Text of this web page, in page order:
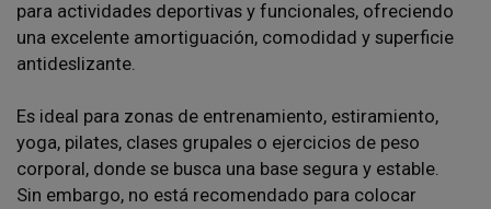
para actividades deportivas y funcionales, ofreciendo
una excelente amortiguación, comodidad y superficie
antideslizante.
Es ideal para zonas de entrenamiento, estiramiento,
yoga, pilates, clases grupales o ejercicios de peso
corporal, donde se busca una base segura y estable.
Sin embargo, no está recomendado para colocar